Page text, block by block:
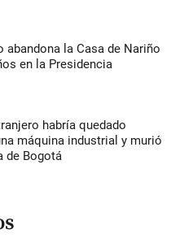
abandona la Casa de Nariño
en la Presidencia
habría quedado
máquina industrial y murió
de Bogotá